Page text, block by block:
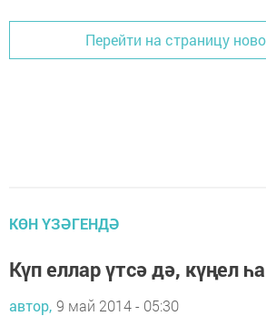
Перейти на страницу
КӨН ҮЗӘГЕНДӘ
Күп еллар үтсә дә, күңел
автор, 9 май 2014 - 05:30